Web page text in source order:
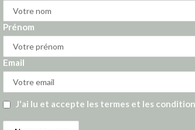
Prénom
Email
J'ai lu et accepte les termes et les